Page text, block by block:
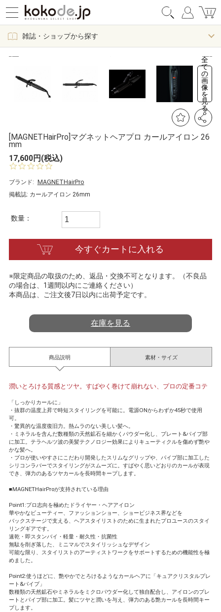
雑誌・ショップから探す
全
て
の
画
像
を
見
る
[MAGNETHairPro]マグネットヘアプロ カールアイロン 26
mm
17,600円(税込)
0.
s
t
a
i
n
g
ブランド:
MAGNETHairPro
掲載誌: カールアイロン 26mm
数量：
今すぐカートに入れる
※限定商品の取扱のため、返品・交換不可となります。（不良品
の場合は、1週間以内にご連絡ください）
本商品は、ご注文後7日以内に出荷予定です。
在庫を見る
商品説明
潤いとろける質感とツヤ。すばやく巻けて崩れない、プロの定番コテ
「しっかりカールに」
・抜群の温度上昇で時短スタイリングを可能に。電源ONからわずか45秒で使用
可。
・驚異的な温度復旧力。熱ムラのない美しい髪へ。
・ミネラルを含んだ数種類の天然鉱石を細かくパウダー化し、プレート&パイプ部
に加工。テラヘルツ波の美髪テクノロジー効果によりキューティクルを傷めず艶や
かな髪へ。
・プロが使いやすさにこだわり開発したスリムなグリップや、パイプ部に加工した
シリコンラバーでスタイリングがスムーズに。すばやく思いどおりのカールが表現
でき、弾力のあるツヤカールを長時間キープします。
■MAGNETHairProが支持されている理由
Point1:プロ志向を極めたドライヤー・ヘアアイロン
華やかなビューティー、ファッションショー、ショービジネス界などを
バックステージで支える、ヘアスタイリストのために生まれたプロユースのスタイ
リングギアです。
速乾・即スタンバイ・軽量・耐久性・抗菌性
無駄を削ぎ落した、ミニマルでスタイリッシュなデザイン
可能な限り、スタイリストのアーティストワークをサポートするための機能性を極
めました。
Point2:使うほどに、艶やかでとろけるようなカールヘアに「キュアクリスタルプレ
ート&パイプ」
数種類の天然鉱石やミネラルをミクロパウダー化して独自配合し、アイロンのプレ
ートとパイプ部に加工。髪にツヤと潤いを与え、弾力のある艶カールを長時間キー
プします。
素材・サイズ